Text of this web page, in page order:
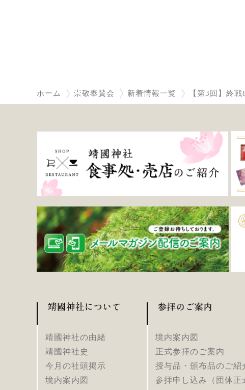
ホーム 崇敬奉賛会 新着情報一覧 【第3回】終
靖國神社の由緒
靖國神社史
今月の社頭掲示
境内案内図
境内案内図
正式参拝のご案内
授与品・頒布品のご紹
参拝申し込み（団体正